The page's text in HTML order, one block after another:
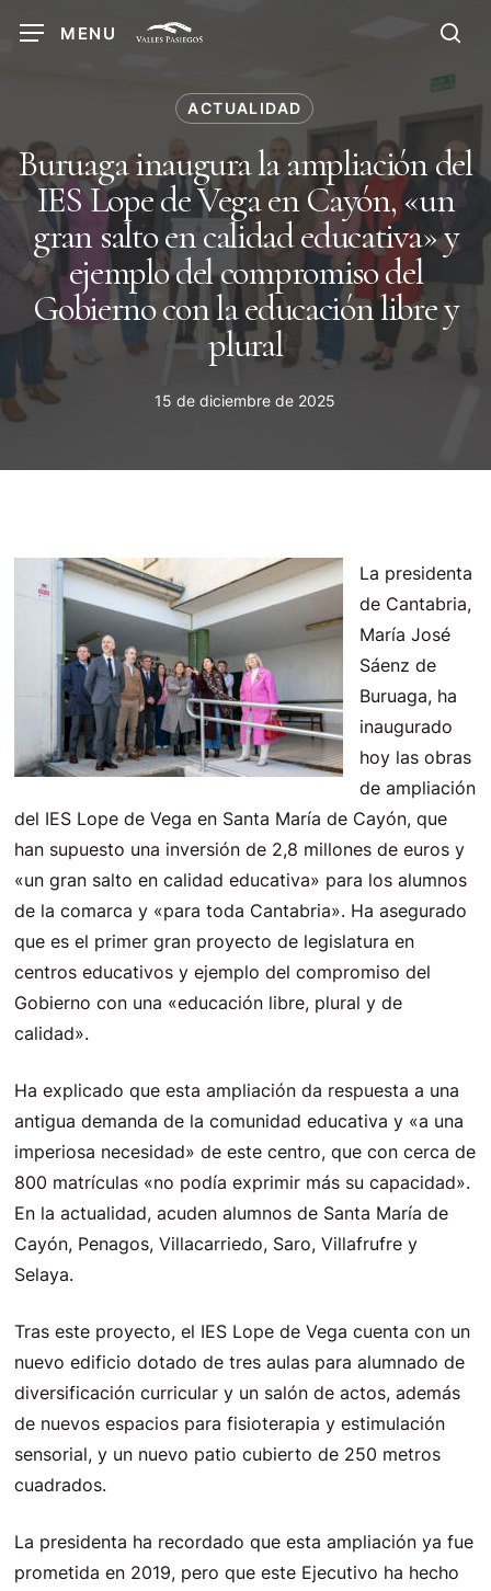
MENU
ACTUALIDAD
Buruaga inaugura la ampliación del
IES Lope de Vega en Cayón, «un
gran salto en calidad educativa» y
ejemplo del compromiso del
Gobierno con la educación libre y
plural
15 de diciembre de 2025
La presidenta
de Cantabria,
María José
Sáenz de
Buruaga, ha
inaugurado
hoy las obras
de ampliación
del IES Lope de Vega en Santa María de Cayón, que
han supuesto una inversión de 2,8 millones de euros y
«un gran salto en calidad educativa» para los alumnos
de la comarca y «para toda Cantabria». Ha asegurado
que es el primer gran proyecto de legislatura en
centros educativos y ejemplo del compromiso del
Gobierno con una «educación libre, plural y de
calidad».
Ha explicado que esta ampliación da respuesta a una
antigua demanda de la comunidad educativa y «a una
imperiosa necesidad» de este centro, que con cerca de
800 matrículas «no podía exprimir más su capacidad».
En la actualidad, acuden alumnos de Santa María de
Cayón, Penagos, Villacarriedo, Saro, Villafrufre y
Selaya.
Tras este proyecto, el IES Lope de Vega cuenta con un
nuevo edificio dotado de tres aulas para alumnado de
diversificación curricular y un salón de actos, además
de nuevos espacios para fisioterapia y estimulación
sensorial, y un nuevo patio cubierto de 250 metros
cuadrados.
La presidenta ha recordado que esta ampliación ya fue
prometida en 2019, pero que este Ejecutivo ha hecho